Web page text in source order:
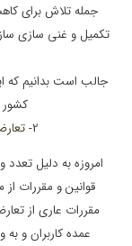
جمله تلاش برای
تکمیل و غنی سازی
جالب است بدانیم که
کشور
2
-
امروزه به دلیل
قوانین و مقررات
مقررات عاری از
عمده کاربران و